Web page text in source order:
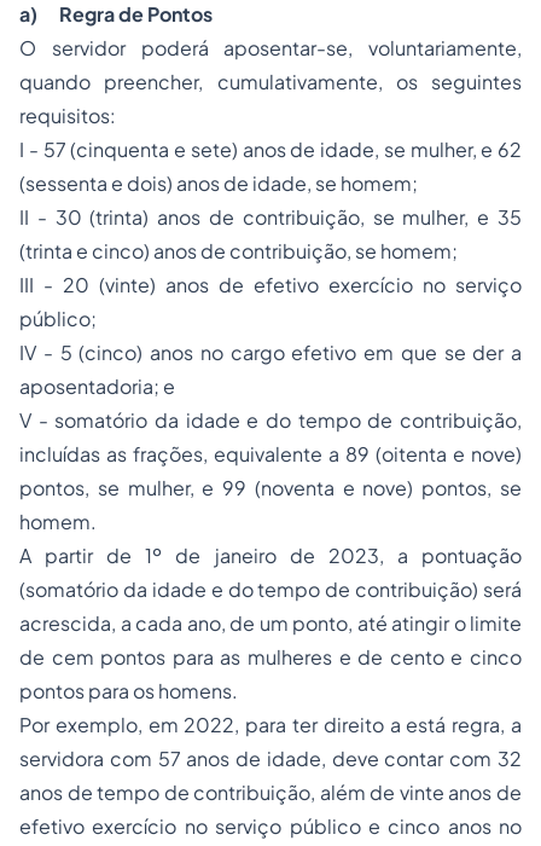
a)
Regra de Pontos
O servidor poderá aposentar-se, voluntariamente,
quando preencher, cumulativamente, os seguintes
requisitos:
I - 57 (cinquenta e sete) anos de idade, se mulher, e 62
(sessenta e dois) anos de idade, se homem;
II - 30 (trinta) anos de contribuição, se mulher, e 35
(trinta e cinco) anos de contribuição, se homem;
III - 20 (vinte) anos de efetivo exercício no serviço
público;
IV - 5 (cinco) anos no cargo efetivo em que se der a
aposentadoria; e
V - somatório da idade e do tempo de contribuição,
incluídas as frações, equivalente a 89 (oitenta e nove)
pontos, se mulher, e 99 (noventa e nove) pontos, se
homem.
A partir de 1º de janeiro de 2023, a pontuação
(somatório da idade e do tempo de contribuição) será
acrescida, a cada ano, de um ponto, até atingir o limite
de cem pontos para as mulheres e de cento e cinco
pontos para os homens.
Por exemplo, em 2022, para ter direito a está regra, a
servidora com 57 anos de idade, deve contar com 32
anos de tempo de contribuição, além de vinte anos de
efetivo exercício no serviço público e cinco anos no